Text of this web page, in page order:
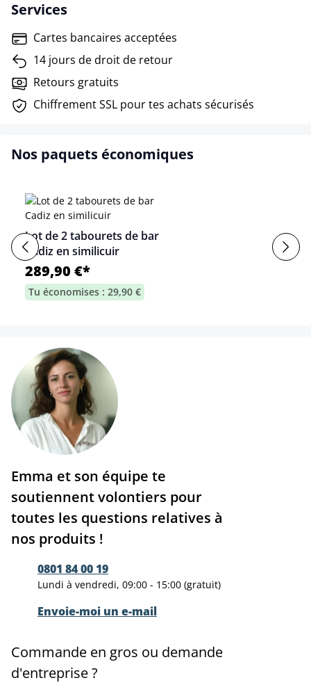
Services
Cartes bancaires acceptées
14 jours de droit de retour
Retours gratuits
Chiffrement SSL pour tes achats sécurisés
Nos paquets économiques
Lot de 2 tabourets de bar
Cadiz en similicuir
289,90 €*
Tu économises : 29,90 €
Emma et son équipe te
soutiennent volontiers pour
toutes les questions relatives à
nos produits !
0801 84 00 19
Lundi à vendredi, 09:00 - 15:00 (gratuit)
Envoie-moi un e-mail
Commande en gros ou demande
d'entreprise ?